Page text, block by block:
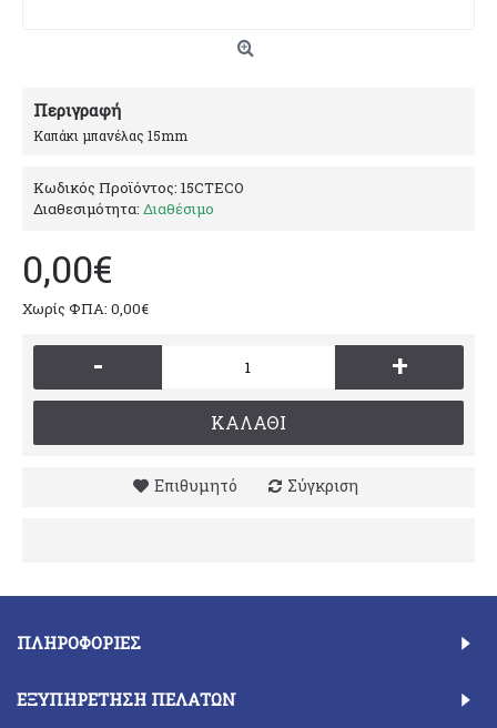
Περιγραφή
Καπάκι μπανέλας 15mm
Κωδικός Προϊόντος: 15CTECO
Διαθεσιμότητα: Διαθέσιμο
0,00€
Χωρίς ΦΠΑ: 0,00€
- +
ΚΑΛΆΘΙ
Επιθυμητό Σύγκριση
ΠΛΗΡΟΦΟΡΊΕΣ
ΕΞΥΠΗΡΈΤΗΣΗ ΠΕΛΑΤΏΝ